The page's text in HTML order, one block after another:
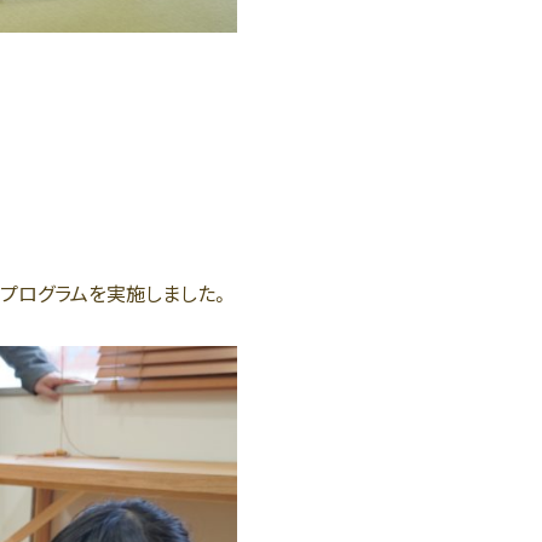
ログラムを実施しました。